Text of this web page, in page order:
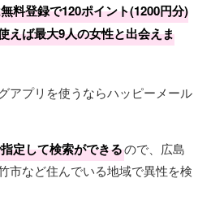
料登録で120ポイント(1200円分)
えば最大9人の女性と出会えま
アプリを使うならハッピーメール
定して検索ができるので、広島
市など住んでいる地域で異性を検